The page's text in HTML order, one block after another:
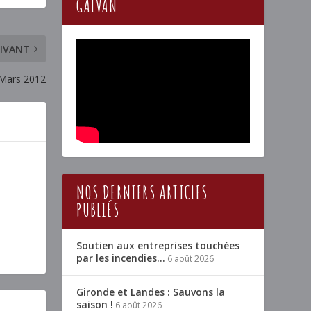
2012
GALVAN
NOS DERNIERS ARTICLES
PUBLIÉS
Soutien aux entreprises touchées
par les incendies… 6 août 2026
Gironde et Landes : Sauvons la
saison ! 6 août 2026